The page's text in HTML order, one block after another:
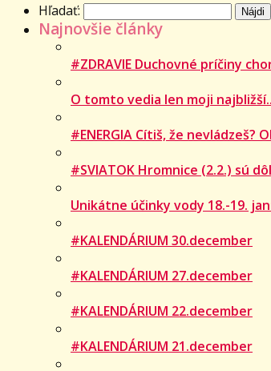
Hľadať:
Najnovšie články
#ZDRAVIE Duchovné príčiny
O tomto vedia len moji
#ENERGIA Cítiš, že
#SVIATOK Hromnice (2.2.) sú
Unikátne účinky vody 18.-19.
#KALENDÁRIUM 30.december
#KALENDÁRIUM 27.december
#KALENDÁRIUM 22.december
#KALENDÁRIUM 21.december